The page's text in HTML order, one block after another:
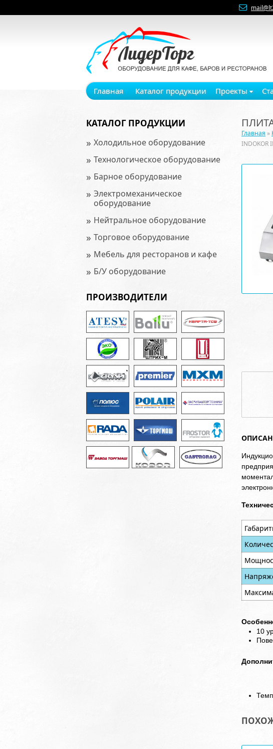
Главная Каталог продукции Проекты
КАТАЛОГ ПРОДУКЦИИ
» Холодильное оборудование
» Технологическое оборудование
» Барное оборудование
» Электромеханическое
оборудование
» Нейтральное оборудование
» Торговое оборудование
» Мебель для ресторанов и кафе
» Б/У оборудование
ПРОИЗВОДИТЕЛИ
Главная »
INDOKOR
10